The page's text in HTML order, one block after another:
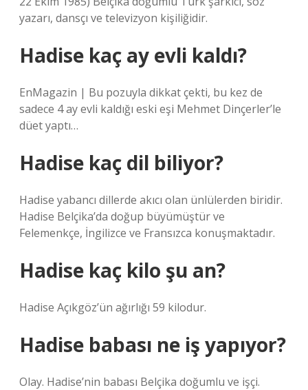
yazarı, dansçı ve televizyon kişiliğidir.
Hadise kaç ay evli kaldı?
EnMagazin | Bu pozuyla dikkat çekti, bu kez de
sadece 4 ay evli kaldığı eski eşi Mehmet Dinçerler’le
düet yaptı…
Hadise kaç dil biliyor?
Hadise yabancı dillerde akıcı olan ünlülerden biridir.
Hadise Belçika’da doğup büyümüştür ve
Felemenkçe, İngilizce ve Fransızca konuşmaktadır.
Hadise kaç kilo şu an?
Hadise Açıkgöz’ün ağırlığı 59 kilodur.
Hadise babası ne iş yapıyor?
Olay. Hadise’nin babası Belçika doğumlu ve işçi.